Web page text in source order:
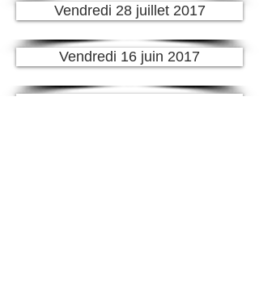
Vendredi 28 juillet 2017
Vendredi 16 juin 2017